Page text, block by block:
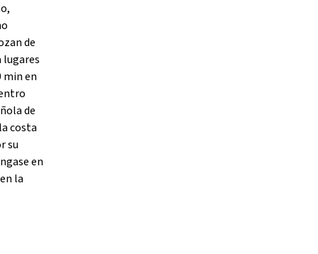
de
lugares
min en
de
costa
su
en
la